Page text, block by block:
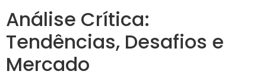
Análise Crítica:
Tendências, Desafios e
Mercado